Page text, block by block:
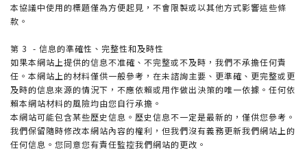
本協議中使用的標題僅為方便起見，不會限製或以其他方式影響這些條
款。
第 3 - 信息的準確性、完整性和及時性
如果本網站上提供的信息不准確、不完整或不及時，我們不承擔任何責
任。本網站上的材料僅供一般參考，在未諮詢主要、更準確、更完整或更
及時的信息來源的情況下，不應依賴或用作做出決策的唯一依據。任何依
賴本網站材料的風險均由您自行承擔。
本網站可能包含某些歷史信息。歷史信息不一定是最新的，僅供您參考。
我們保留隨時修改本網站內容的權利，但我們沒有義務更新我們網站上的
任何信息。您同意您有責任監控我們網站的更改。